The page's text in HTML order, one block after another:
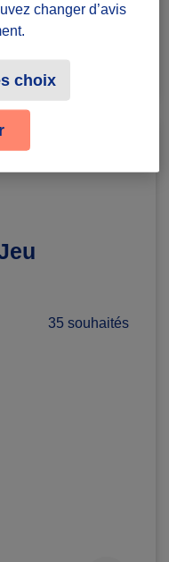
35 souhaités
changer d’avis
choix